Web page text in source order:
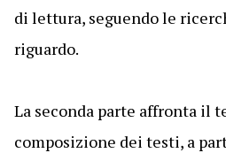
di lettura, seguendo le
riguardo.
La seconda parte affronta il
composizione dei testi, a